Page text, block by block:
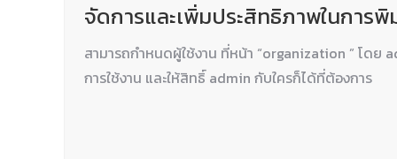
จัดการและเพิ่มประสิทธิภาพในการ
สามารถกำหนดผู้ใช้งาน ที่หน้า “organization ” โดย
การใช้งาน และให้สิทธิ์ admin กับใครก็ได้ที่ต้องการ